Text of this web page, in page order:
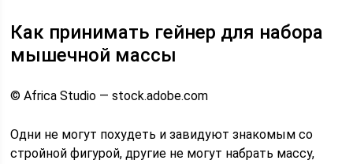
Как принимать гейнер для набора
мышечной массы
© Africa Studio — stock.adobe.com
Одни не могут похудеть и завидуют знакомым со
стройной фигурой, другие не могут набрать массу,